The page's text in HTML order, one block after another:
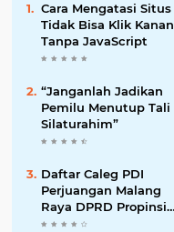
Cara Mengatasi Situs
Tidak Bisa Klik Kanan
Tanpa JavaScript
“Janganlah Jadikan
Pemilu Menutup Tali
Silaturahim”
Daftar Caleg PDI
Perjuangan Malang
Raya DPRD Propinsi
jawa Timur 2019